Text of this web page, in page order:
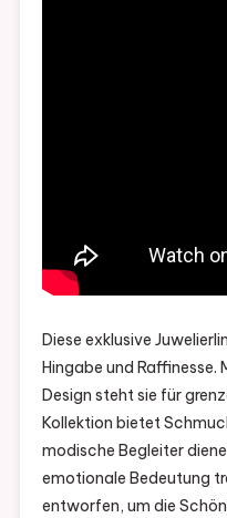
Diese exklusive
Hingabe und Raffinesse.
Design steht sie für
Kollektion bietet
modische Begleiter
emotionale Bedeutung
entworfen, um die